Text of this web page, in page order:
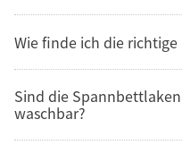
Wie finde ich die
Sind die
waschbar?